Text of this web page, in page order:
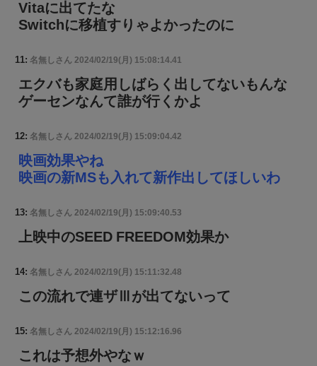
Vitaに出てたな
Switchに移植すりゃよかったのに
11: 名無しさん 2024/02/19(月) 15:08:14.41
エクバも家庭用しばらく出してないもんな
ゲーセンなんて誰が行くかよ
12: 名無しさん 2024/02/19(月) 15:09:04.42
映画効果やね
映画の新MSも入れて新作出してほしいわ
13: 名無しさん 2024/02/19(月) 15:09:40.53
上映中のSEED FREEDOM効果か
14: 名無しさん 2024/02/19(月) 15:11:32.48
この流れで連ザⅢが出てないって
15: 名無しさん 2024/02/19(月) 15:12:16.96
これは予想外やなｗ